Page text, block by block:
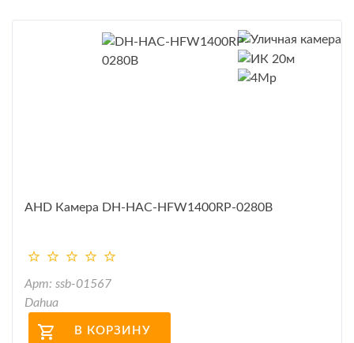
AHD Камера DH-HAC-HFW1400RP-0280B
Арт: ssb-01567
Dahua
В КОРЗИНУ